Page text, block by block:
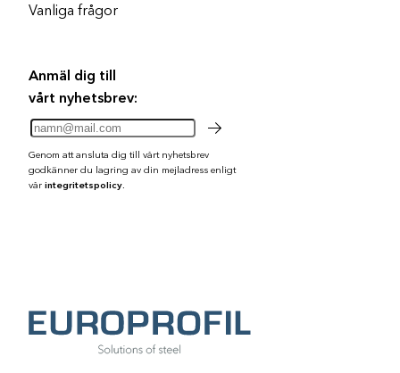
Vanliga frågor
Anmäl dig till
vårt nyhetsbrev:
Genom att ansluta dig till vårt nyhetsbrev
godkänner du lagring av din mejladress enligt
vår integritetspolicy.